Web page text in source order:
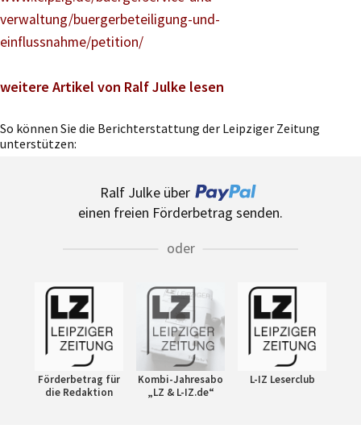
verwaltung/buergerbeteiligung-und-
einflussnahme/petition/
weitere Artikel von Ralf Julke lesen
So können Sie die Berichterstattung der Leipziger Zeitung
unterstützen:
Ralf Julke über
einen freien Förderbetrag senden.
oder
Förderbetrag für
die Redaktion
Kombi-Jahresabo
„LZ & L-IZ.de“
L-IZ Leserclub